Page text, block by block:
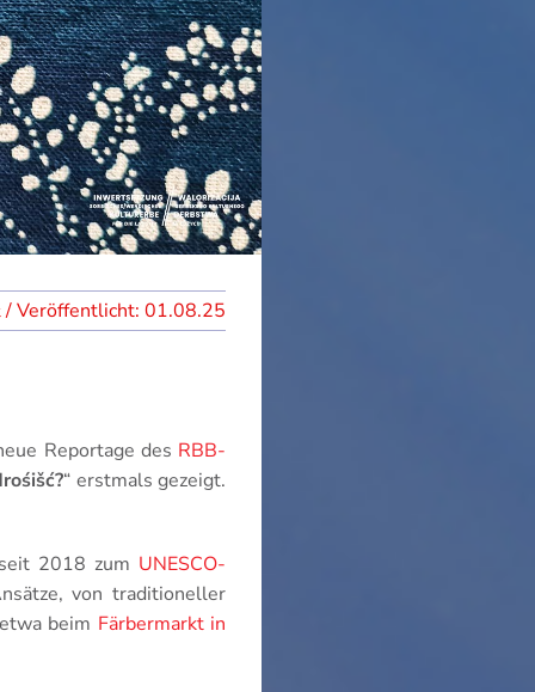
01.08.25
Reportage des RBB-
“ erstmals gezeigt.
2018 zum UNESCO-
von traditioneller
beim Färbermarkt in